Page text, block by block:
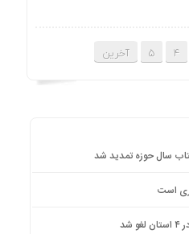
4
5 آخرین
سال حوزه تمدید شد
است